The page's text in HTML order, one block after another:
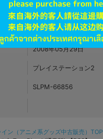
L00152595
ゲーム
2008年05月29日
プレイステーション2
SLPM-66856
ン（アニメ系グッズ中古販売）TOP